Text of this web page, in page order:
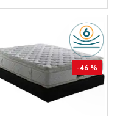
-46 %